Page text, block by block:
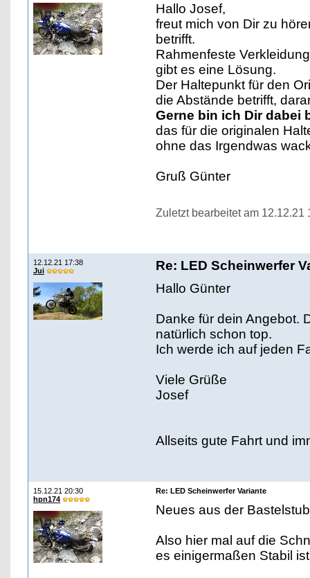
Hallo Josef,
freut mich von Dir zu
betrifft.
Rahmenfeste
gibt es eine Lösung.
Der Haltepunkt für den
die Abstände betrifft,
Gerne bin ich Dir dabei
das für die originalen
ohne das Irgendwas
Gruß Günter
Zuletzt bearbeitet am 12.12.21
12.12.21 17:38
Jui
Re: LED Scheinwerfer
Hallo Günter
Danke für dein Angebot.
natürlich schon top.
Ich werde ich auf jeden
Viele Grüße
Josef
Allseits gute Fahrt und
15.12.21 20:30
hpn174
Re: LED Scheinwerfer Variante
Neues aus der
Also hier mal auf die
es einigermaßen Stabil